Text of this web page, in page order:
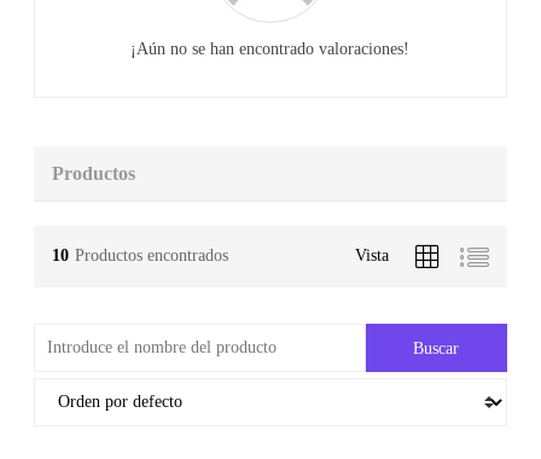
¡Aún no se han encontrado valoraciones!
Productos
10 Productos encontrados Vista